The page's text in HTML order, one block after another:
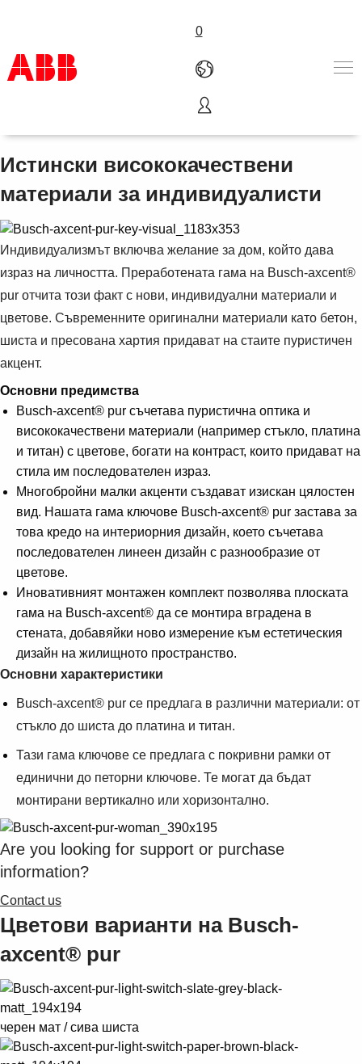
0
Products & Solutions
Services
About us
Contact us
Careers
Suggestions
Products
Shopping list preview
0
Busch-axcent® pur
Истински висококачествени
материали за индивидуалисти
Индивидуализмът включва желание за дом, който дава
израз на личността. Преработената гама на Busch-axcent®
pur отчита този факт с нови, индивидуални материали и
цветове. Съвременните оригинални материали като бетон,
шиста и пресована хартия придават на стаите пуристичен
акцент.
Основни предимства
Busch-axcent® pur съчетава пуристична оптика и
висококачествени материали (например стъкло, платина
и титан) с цветове, богати на контраст, които придават на
стила им последователен израз.
Многобройни малки акценти създават изискан цялостен
вид. Нашата гама ключове Busch-axcent® pur застава за
това кредо на интериорния дизайн, което съчетава
последователен линеен дизайн с разнообразие от
цветове.
Иновативният монтажен комплект позволява плоската
гама на Busch-axcent® да се монтира вградена в
стената, добавяйки ново измерение към естетическия
дизайн на жилищното пространство.
Основни характеристики
Busch-axcent® pur се предлага в различни материали: от
стъкло до шиста до платина и титан.
Тази гама ключове се предлага с покривни рамки от
единични до петорни ключове. Те могат да бъдат
монтирани вертикално или хоризонтално.
Are you looking for support or purchase
information?
Contact us
Цветови варианти на Busch-
axcent® pur
черен мат / сива шиста